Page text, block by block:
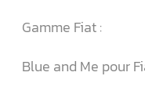
Gamme Fiat :
Blue and Me pour